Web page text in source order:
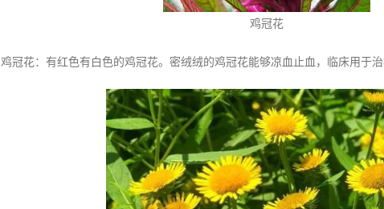
鸡冠花
鸡冠花：有红色有白色的鸡冠花。密绒绒的鸡冠花能够凉血止血，临床用于治